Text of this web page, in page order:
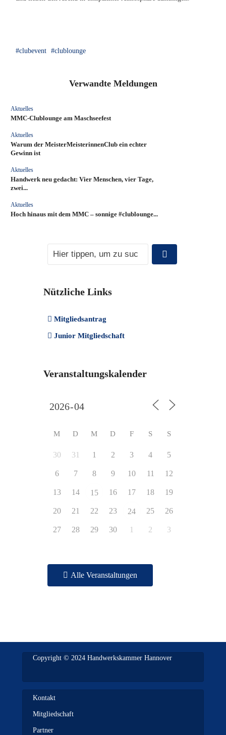
clubevent clublounge
Verwandte Meldungen
Aktuelles
MMC‑Clublounge am Maschseefest
Aktuelles
Warum der MeisterMeisterinnenClub ein echter
Gewinn ist
Aktuelles
Handwerk neu gedacht: Vier Menschen, vier Tage,
zwei...
Aktuelles
Hoch hinaus mit dem MMC – sonnige #clublounge...
Nützliche Links
Mitgliedsantrag
Junior Mitgliedschaft
Veranstaltungskalender
M D M D F S S
30 31 1 2 3 4 5
6 7 8 9 10 11 12
13 14 15 16 17 18 19
20 21 22 23 24 25 26
27 28 29 30 1 2 3
Alle Veranstaltungen
Copyright © 2024 Handwerkskammer Hannover
Kontakt
Mitgliedschaft
Partner